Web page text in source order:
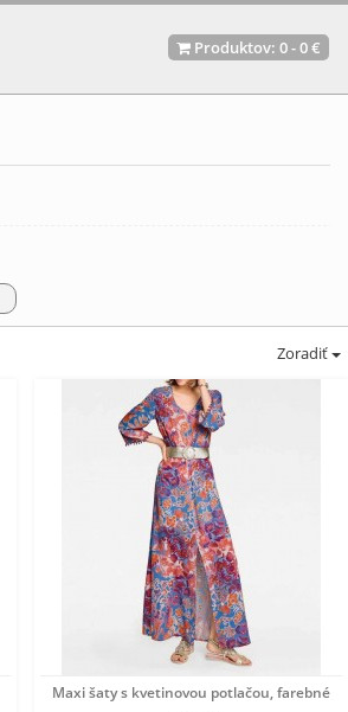
Produktov: 0-0 €
Zoradiť
Maxi šaty s kvetinovou potlačou, farebné